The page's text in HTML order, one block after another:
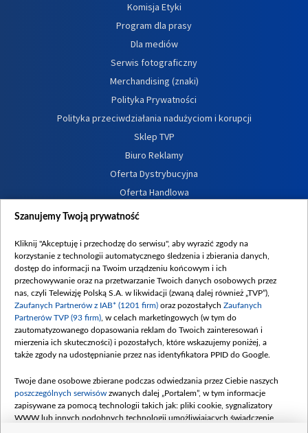
Komisja Etyki
Program dla prasy
Dla mediów
Serwis fotograficzny
Merchandising (znaki)
Polityka Prywatności
Polityka przeciwdziałania nadużyciom i korupcji
Sklep TVP
Biuro Reklamy
Oferta Dystrybucyjna
Oferta Handlowa
Dostępność
Procedura zgłoszeń wewnętrznych
Szanujemy Twoją prywatność
Kliknij "Akceptuję i przechodzę do serwisu", aby wyrazić zgody na
korzystanie z technologii automatycznego śledzenia i zbierania danych,
dostęp do informacji na Twoim urządzeniu końcowym i ich
przechowywanie oraz na przetwarzanie Twoich danych osobowych przez
nas, czyli Telewizję Polską S.A. w likwidacji (zwaną dalej również „TVP”),
Zaufanych Partnerów z IAB* (1201 firm) oraz pozostałych Zaufanych
Partnerów TVP (93 firm) , w celach marketingowych (w tym do
zautomatyzowanego dopasowania reklam do Twoich zainteresowań i
mierzenia ich skuteczności) i pozostałych, które wskazujemy poniżej, a
także zgody na udostępnianie przez nas identyfikatora PPID do Google.
Twoje dane osobowe zbierane podczas odwiedzania przez Ciebie naszych
poszczególnych serwisów zwanych dalej „Portalem”, w tym informacje
zapisywane za pomocą technologii takich jak: pliki cookie, sygnalizatory
WWW lub innych podobnych technologii umożliwiających świadczenie